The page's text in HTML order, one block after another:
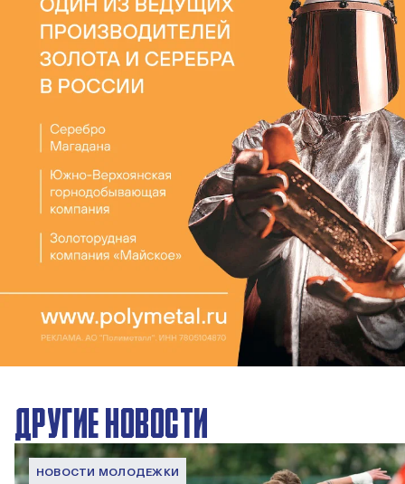
ДРУГИЕ НОВОСТИ
НОВОСТИ МОЛОДЕЖКИ